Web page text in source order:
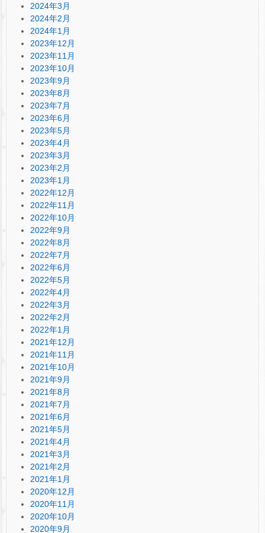
2024年3月
2024年2月
2024年1月
2023年12月
2023年11月
2023年10月
2023年9月
2023年8月
2023年7月
2023年6月
2023年5月
2023年4月
2023年3月
2023年2月
2023年1月
2022年12月
2022年11月
2022年10月
2022年9月
2022年8月
2022年7月
2022年6月
2022年5月
2022年4月
2022年3月
2022年2月
2022年1月
2021年12月
2021年11月
2021年10月
2021年9月
2021年8月
2021年7月
2021年6月
2021年5月
2021年4月
2021年3月
2021年2月
2021年1月
2020年12月
2020年11月
2020年10月
2020年9月